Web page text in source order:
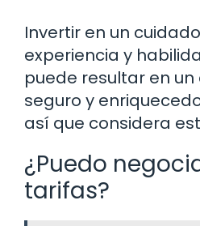
Invertir en un
experiencia y
puede resultar en
seguro y
así que considera
¿Puedo
tarifas?